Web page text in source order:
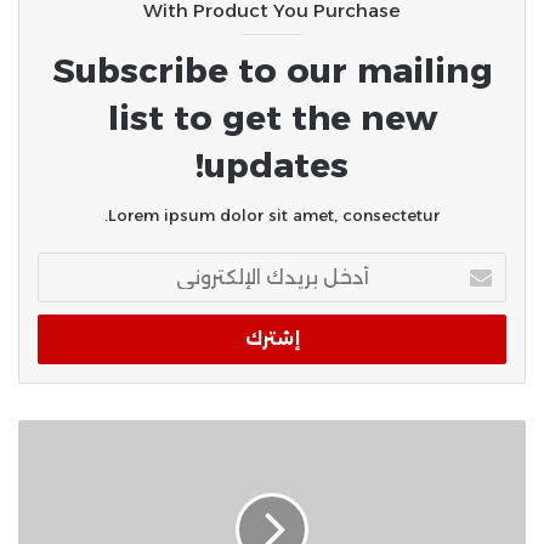
With Product You Purchase
Subscribe to our mailing
list to get the new
updates!
Lorem ipsum dolor sit amet, consectetur.
بريدك
الإلكتروني